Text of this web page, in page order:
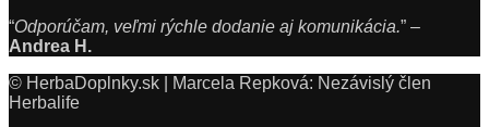
“Odporúčam, veľmi rýchle dodanie aj komunikácia.” –
Andrea H.
© HerbaDoplnky.sk | Marcela Repková: Nezávislý člen
Herbalife